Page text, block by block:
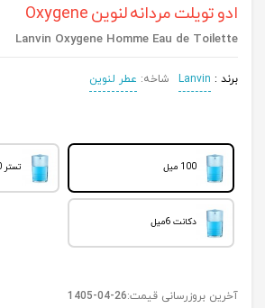
ادو تویلت مردانه لنوین Oxygene
Lanvin Oxygene Homme Eau de Toilette
برند : Lanvin شاخه: عطر لنوین
100 میل تستر 100میل
دکانت 6میل
آخرین بروزرسانی قیمت:1405-04-26